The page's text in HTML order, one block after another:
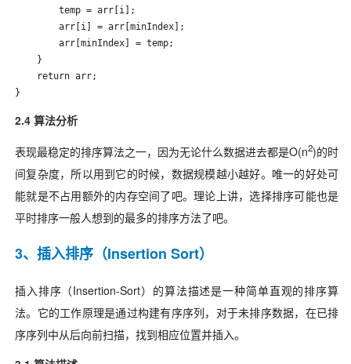
        temp = arr[i];
        arr[i] = arr[minIndex];
        arr[minIndex] = temp;
    }
    return arr;
}
2.4 算法分析
表现最稳定的排序算法之一，因为无论什么数据进去都是O(n2)的时
间复杂度，所以用到它的时候，数据规模越小越好。唯一的好处可
能就是不占用额外的内存空间了吧。理论上讲，选择排序可能也是
平时排序一般人想到的最多的排序方法了吧。
3、插入排序（Insertion Sort）
插入排序（Insertion-Sort）的算法描述是一种简单直观的排序算
法。它的工作原理是通过构建有序序列，对于未排序数据，在已排
序序列中从后向前扫描，找到相应位置并插入。